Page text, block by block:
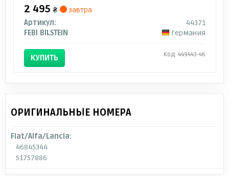
2 495 ₴
завтра
Артикул:
44371
FEBI BILSTEIN
Германия
КУПИТЬ Код: 449443-46
ОРИГИНАЛЬНЫЕ НОМЕРА
Fiat/Alfa/Lancia:
46845344
51757886